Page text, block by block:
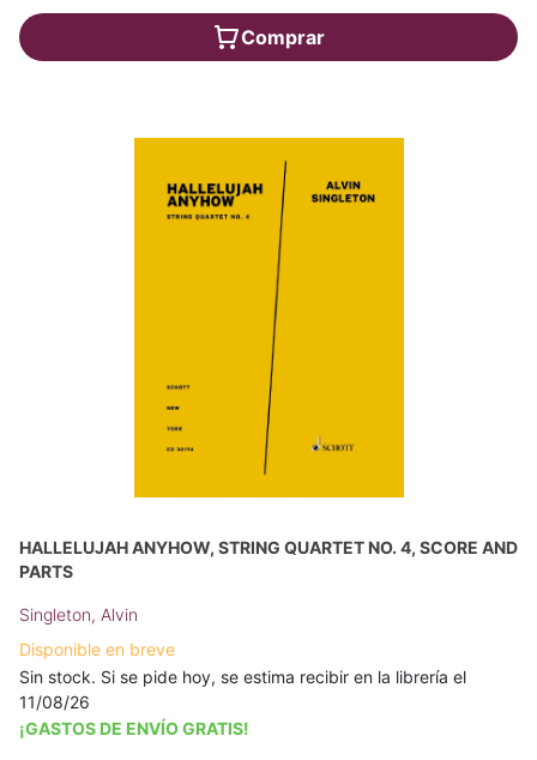
Comprar
HALLELUJAH ANYHOW, STRING QUARTET NO. 4, SCORE AND
PARTS
Singleton, Alvin
Disponible en breve
Sin stock. Si se pide hoy, se estima recibir en la librería el
11/08/26
¡GASTOS DE ENVÍO GRATIS!